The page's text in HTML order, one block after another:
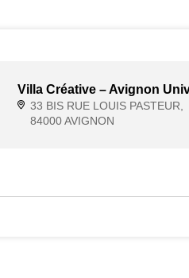
Villa Créative – Avignon
33 BIS RUE LOUIS PASTEUR,
84000 AVIGNON